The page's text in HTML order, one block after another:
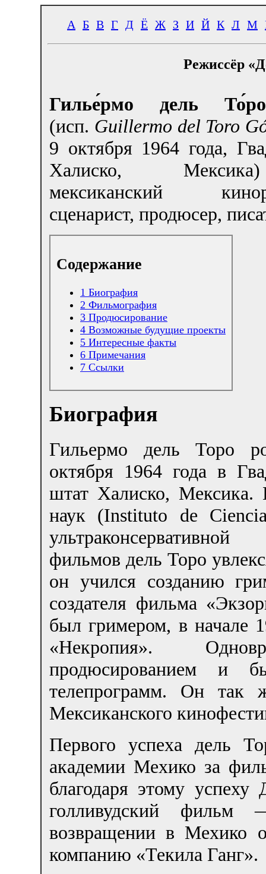
А Б В Г Д Ё Ж З И Й К Л М
Режиссёр
Гилье́рмо дель
(исп. Guillermo del Toro
9 октября 1964 года,
Халиско,
мексиканский
сценарист, продюсер,
Содержание
1 Биография
2 Фильмография
3 Продюсирование
4 Возможные будущие проекты
5 Интересные факты
6 Примечания
7 Ссылки
Биография
Гильермо дель Торо
октября 1964 года в
штат Халиско, Мексика.
наук (Instituto de
фильмов дель Торо
он учился созданию
создателя фильма
был гримером, в начале
«Некропия».
продюсированием и
телепрограмм. Он так
Мексиканского
Первого успеха дель
академии Мехико за
благодаря этому
голливудский
возвращении в Мехико
компанию «Текила Ганг».